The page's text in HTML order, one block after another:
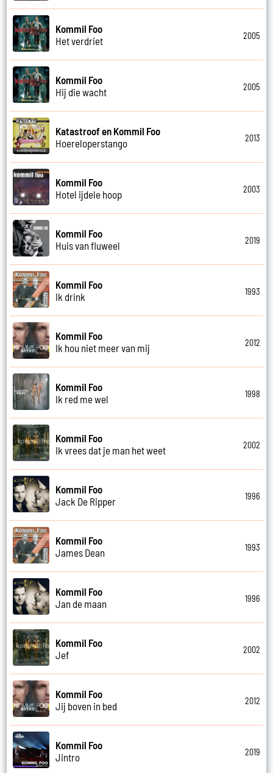
Kommil Foo
Het verdriet
2005
Kommil Foo
Hij die wacht
2005
Katastroof en Kommil Foo
Hoereloperstango
2013
Kommil Foo
Hotel ijdele hoop
2003
Kommil Foo
Huis van fluweel
2019
Kommil Foo
Ik drink
1993
Kommil Foo
Ik hou niet meer van mij
2012
Kommil Foo
Ik red me wel
1998
Kommil Foo
Ik vrees dat je man het weet
2002
Kommil Foo
Jack De Ripper
1996
Kommil Foo
James Dean
1993
Kommil Foo
Jan de maan
1996
Kommil Foo
Jef
2002
Kommil Foo
Jij boven in bed
2012
Kommil Foo
Jintro
2019